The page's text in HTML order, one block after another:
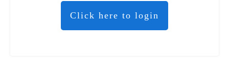
Click here to login